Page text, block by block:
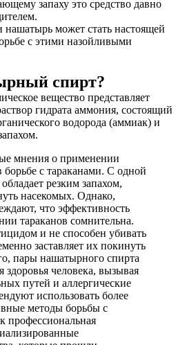
запаху это средство давно
может стать настоящей
с этими назойливыми
спирт?
вещество представляет
гидрата аммония, состоящий
водорода (аммиак) и
мнения о применении
с тараканами. С одной
резким запахом,
насекомых. Однако,
что эффективность
тараканов сомнительна.
и не способен убивать
заставляет их покинуть
пары нашатырного спирта
человека, вызывая
путей и аллергические
использовать более
методы борьбы с
профессиональная